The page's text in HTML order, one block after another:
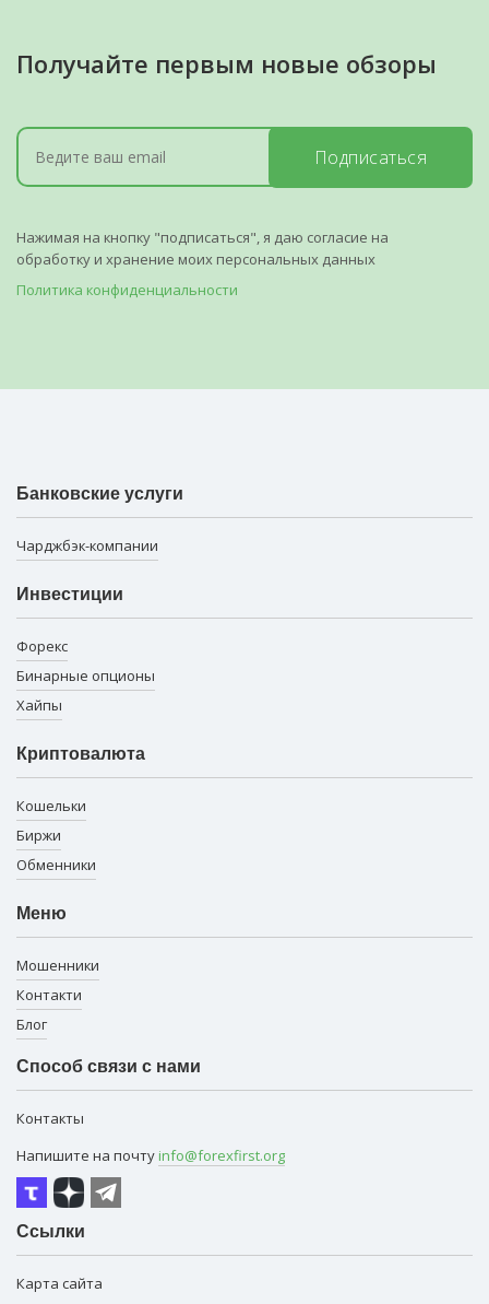
Получайте первым новые обзоры
Подписаться
Нажимая на кнопку "подписаться", я даю согласие на
обработку и хранение моих персональных данных
Политика конфиденциальности
Банковские услуги
Чарджбэк-компании
Инвестиции
Форекс
Бинарные опционы
Хайпы
Криптовалюта
Кошельки
Биржи
Обменники
Меню
Мошенники
Контакти
Блог
Способ связи с нами
Контакты
Напишите на почту info@forexfirst.org
Ссылки
Карта сайта